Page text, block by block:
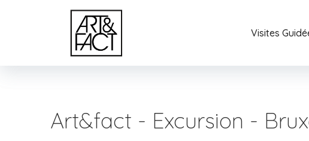
Visites
Art&fact - Excursion -